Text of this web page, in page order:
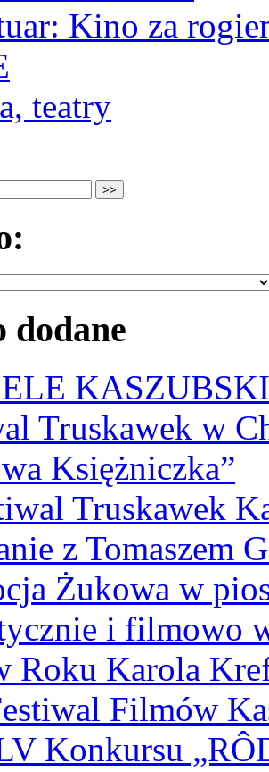
Kino za
teatry
dodane
Truskawek w
Księżniczka”
Truskawek
z Tomaszem
Żukowa w
i filmowo
Roku Karola
Filmów
Konkursu